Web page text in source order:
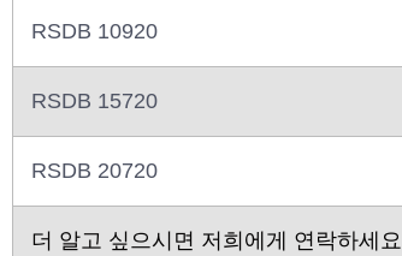
RSDB 10920
RSDB 15720
RSDB 20720
더 알고 싶으시면 저희에게 연락하세요